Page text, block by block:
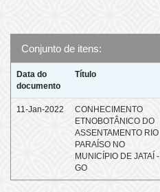
Conjunto de itens:
Data do
documento
Título
11-Jan-2022
CONHECIMENTO
ETNOBOTÂNICO DO
ASSENTAMENTO RIO
PARAÍSO NO
MUNICÍPIO DE JATAÍ -
GO